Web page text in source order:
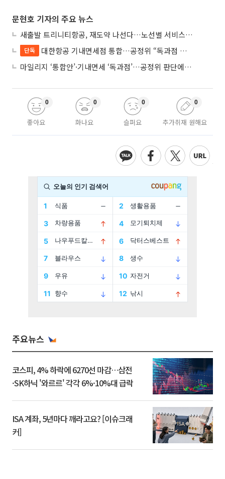
문현호 기자의 주요 뉴스
새출발 트리니티항공, 재도약 나선다…노선별 서비스 차별화
단독
대한항공 기내면세점 통합…공정위 “독과점 여부 따진다”
마일리지 ‘통합안’·기내면세 ‘독과점’…공정위 판단에 쏠린 눈
좋아요
0
화나요
0
슬퍼요
0
추가취재 원해요
0
주요뉴스
코스피, 4% 하락에 6270선 마감…삼전
·SK하닉 '와르르' 각각 6%·10%대 급락
ISA 계좌, 5년마다 깨라고요? [이슈크래
커]